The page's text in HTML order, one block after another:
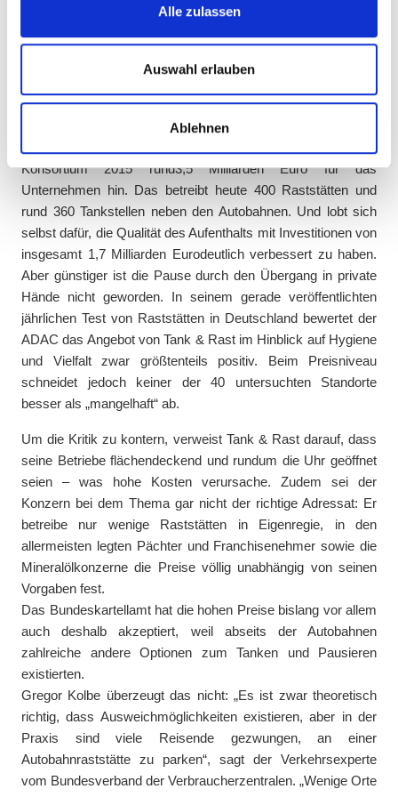
personalisieren, Funktionen für soziale Medien anbieten
zu können und die Zugriffe auf unsere Website zu
analysieren. Außerdem geben wir Informationen zu Ihrer
Verwendung unserer Website an unsere Partner für
soziale Medien, Werbung und Analysen weiter. Unsere
Partner führen diese Informationen möglicherweise mit
weiteren Daten zusammen, die Sie ihnen bereitgestellt
haben oder die sie im Rahmen Ihrer Nutzung der Dienste
gesammelt haben.
Alle zulassen
Auswahl erlauben
Ablehnen
D-Mark (knapp 600 Millionen Euro) an Investoren.
Mehrere lukrative
Eigentümerwechsel
Diese reichten sie später ebenso mit Gewinn weiter wie der
jeweils folgende Eigentümer. Beim bislang letzten Wechsel
Konsortium 2015 rund3,5 Milliarden Euro für das
Unternehmen hin. Das betreibt heute 400 Raststätten und
rund 360 Tankstellen neben den Autobahnen. Und lobt sich
selbst dafür, die Qualität des Aufenthalts mit Investitionen von
insgesamt 1,7 Milliarden Eurodeutlich verbessert zu haben.
Aber günstiger ist die Pause durch den Übergang in private
Hände nicht geworden. In seinem gerade veröffentlichten
jährlichen Test von Raststätten in Deutschland bewertet der
ADAC das Angebot von Tank & Rast im Hinblick auf Hygiene
und Vielfalt zwar größtenteils positiv. Beim Preisniveau
schneidet jedoch keiner der 40 untersuchten Standorte
besser als „mangelhaft“ ab.
Um die Kritik zu kontern, verweist Tank & Rast darauf, dass
seine Betriebe flächendeckend und rundum die Uhr geöffnet
seien – was hohe Kosten verursache. Zudem sei der
Konzern bei dem Thema gar nicht der richtige Adressat: Er
betreibe nur wenige Raststätten in Eigenregie, in den
allermeisten legten Pächter und Franchisenehmer sowie die
Mineralölkonzerne die Preise völlig unabhängig von seinen
Vorgaben fest.
Das Bundeskartellamt hat die hohen Preise bislang vor allem
auch deshalb akzeptiert, weil abseits der Autobahnen
zahlreiche andere Optionen zum Tanken und Pausieren
existierten.
Gregor Kolbe überzeugt das nicht: „Es ist zwar theoretisch
richtig, dass Ausweichmöglichkeiten existieren, aber in der
Praxis sind viele Reisende gezwungen, an einer
Autobahnraststätte zu parken“, sagt der Verkehrsexperte
vom Bundesverband der Verbraucherzentralen. „Wenige Orte